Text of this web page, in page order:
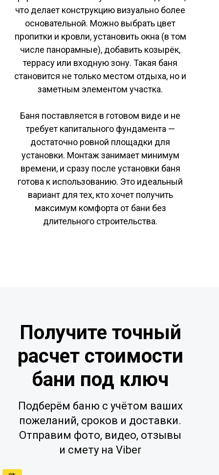
что делает конструкцию визуально более
основательной. Можно выбрать цвет
пропитки и кровли, установить окна (в том
числе панорамные), добавить козырёк,
террасу или входную зону. Такая баня
становится не только местом отдыха, но и
заметным элементом участка.
Баня поставляется в готовом виде и не
требует капитального фундамента —
достаточно ровной площадки для
установки. Монтаж занимает минимум
времени, и сразу после установки баня
готова к использованию. Это идеальный
вариант для тех, кто хочет получить
максимум комфорта от бани без
длительного строительства.
Подберём баню с учётом ваших
пожеланий, сроков и доставки.
Отправим фото, видео, отзывы
и смету на Viber
Получите точный
расчет стоимости
бани под ключ